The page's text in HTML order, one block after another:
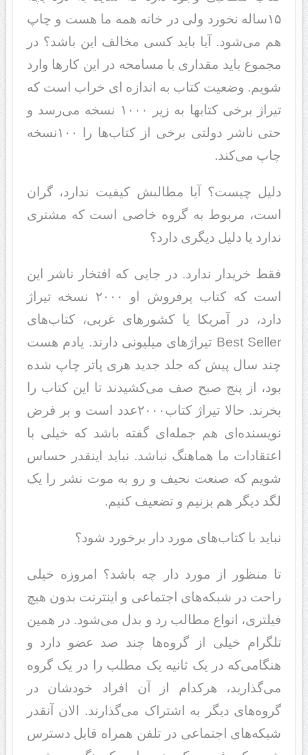
۱۵ساله نخورد ولی در خانه همه ما هست و چاپ
هم می‌شود. آیا باید کسی مخالف این باشد؟ در
مجموع باید مقداری با مسامحه در این کارها وارد
شویم. وضعیت کتاب به اندازه ای خراب است که
تیراژ برخی کتابها به زیر ۱۰۰۰ نسخه می‌رسد و
حتی ناشر دولتی برخی از کتاب‌ها را ۱۰۰نسخه
چاپ می‌کند.
دلیل چیست؟ آیا مطالبش کیفیت ندارد، گران
است، مربوط به گروه خاصی است که مشتری
ندارد یا دلیل دیگری دارد؟
فقط خریدار ندارد. در جایی که افتخار ناشر این
است که کتاب پرفروش او ۲۰۰۰ نسخه تیراژ
دارد، در آمریکا یا کشورهای غربی، کتاب‌های
Best Seller تیراژهای میلیونی دارند. یادم هست
چند سال پیش که جلد جدید هری پاتر چاپ شده
بود، از پنج صبح صف می‌کشیدند تا این کتاب را
بخرند. حالا تیراژ کتاب۲۰۰۰عدد است و بر فرض
نویسنده‌ای هم جمله‌ای گفته باشد که خیلی با
اعتقادات ما هماهنگ نباشد. نباید اینقدر حساس
شویم که صنعت نحیف و رو به موت نشر را یک
لگد دیگر هم بزنیم و تضعیف کنیم.
نباید با کتاب‌های مورد دار برخورد شود؟
تا منظور از مورد دار چه باشد؟ ‌امروزه خیلی
راحت در شبکه‌های اجتماعی و اینترنت بدون هیچ
فیلتری، انواع مطالب رد و بدل می‌شود. در همین
تلگرام خیلی از گروه‌ها چند صد عضو دارد و
هنگامی‌که در یک ثانیه یک مطلب را در یک گروه
می‌گذارید، هر‌کدام از آن افراد خودشان در
گروه‌های دیگر به اشتراک می‌گذارند. الان آنقدر
شبکه‌های اجتماعی در تلفن همراه قابل دسترس